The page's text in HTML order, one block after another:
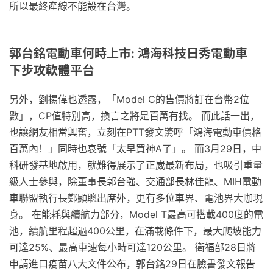
所以最終產線不能設在台灣。
郭台銘電動車何時上市: 鴻海科技日秀電動車
下步攻軟體平台
另外，劉揚偉也透露，「Model C的售價將訂在台幣2位
數」，CP值特別高，換言之將是百萬有找。 而此話一出，
也讓網友相當興奮，立刻在PTT發文驚呼「鴻海電動車價格
百萬內！」同時也哀號「太早買神A了」。 而3月29日，中
科研發基地啟用，就難得展示了正崴最新布局，也吸引重量
級人士參與，除董事長郭台強、交通部長林佳龍、MIH電動
車聯盟執行長鄭顯聰出席外，更有多位車界、電池界大咖現
身。 在能耗與續航力部分，Model T最高可搭載400度的電
池，續航里程超過400公里，在滿載條件下，最大爬坡能力
可達25%、最高車速每小時可達120公里。 衛福部28日將
申請進口疫苗八大文件公布，郭台銘29日在臉書發文報告